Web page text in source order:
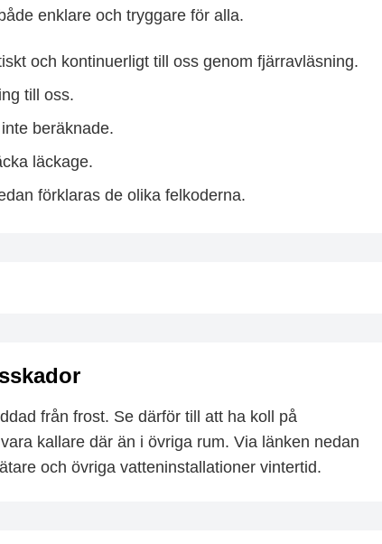
enklare och tryggare för alla.
och kontinuerligt till oss genom fjärravläsning.
till oss.
beräknade.
läckage.
förklaras de olika felkoderna.
från frost. Se därför till att ha koll på
kallare där än i övriga rum. Via länken nedan
och övriga vatteninstallationer vintertid.